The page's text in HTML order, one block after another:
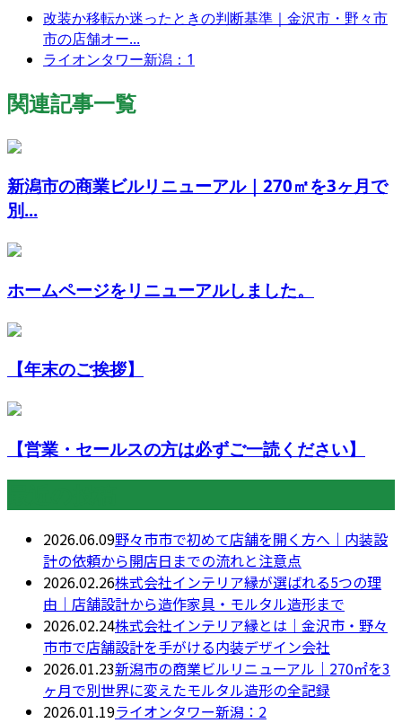
改装か移転か迷ったときの判断基準｜金沢市・野々市
市の店舗オー...
ライオンタワー新潟：1
関連記事一覧
新潟市の商業ビルリニューアル｜270㎡を3ヶ月で
別...
ホームページをリニューアルしました。
【年末のご挨拶】
【営業・セールスの方は必ずご一読ください】
2026.06.09野々市市で初めて店舗を開く方へ｜内装設
計の依頼から開店日までの流れと注意点
2026.02.26株式会社インテリア縁が選ばれる5つの理
由｜店舗設計から造作家具・モルタル造形まで
2026.02.24株式会社インテリア縁とは｜金沢市・野々
市市で店舗設計を手がける内装デザイン会社
2026.01.23新潟市の商業ビルリニューアル｜270㎡を3
ヶ月で別世界に変えたモルタル造形の全記録
2026.01.19ライオンタワー新潟：2